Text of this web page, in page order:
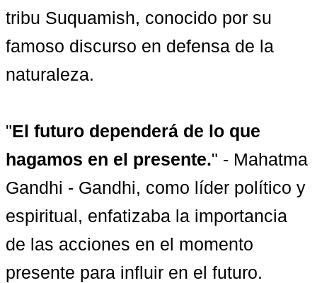
tribu Suquamish, conocido por su
famoso discurso en defensa de la
naturaleza.
"El futuro dependerá de lo que
hagamos en el presente." - Mahatma
Gandhi - Gandhi, como líder político y
espiritual, enfatizaba la importancia
de las acciones en el momento
presente para influir en el futuro.